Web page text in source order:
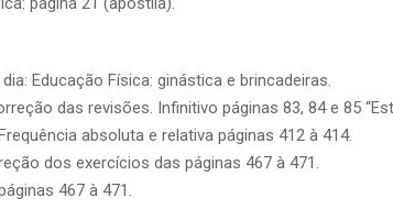
Educação Física: ginástica e brincadeiras.
das revisões. Infinitivo páginas 83, 84 e 85
absoluta e relativa páginas 412 à 414.
dos exercícios das páginas 467 à 471.
467 à 471.